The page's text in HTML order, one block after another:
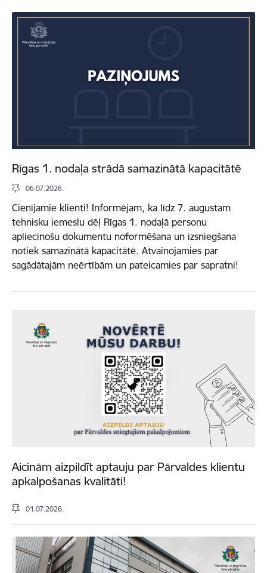
Rīgas 1. nodaļa strādā samazinātā kapacitātē
06.07.2026.
Cienījamie klienti! Informējam, ka līdz 7. augustam
tehnisku iemeslu dēļ Rīgas 1. nodaļā personu
apliecinošu dokumentu noformēšana un izsniegšana
notiek samazinātā kapacitātē. Atvainojamies par
sagādātajām neērtībām un pateicamies par sapratni!
Aicinām aizpildīt aptauju par Pārvaldes klientu
apkalpošanas kvalitāti!
01.07.2026.